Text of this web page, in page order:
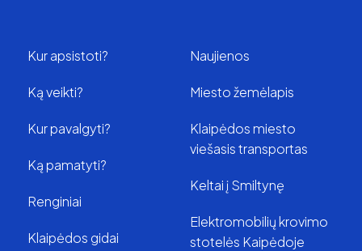
Kur apsistoti?
Ką veikti?
Kur pavalgyti?
Ką pamatyti?
Renginiai
Klaipėdos gidai
Naujienos
Miesto žemėlapis
Klaipėdos miesto
viešasis transportas
Keltai į Smiltynę
Elektromobilių krovimo
stotelės Kaipėdoje